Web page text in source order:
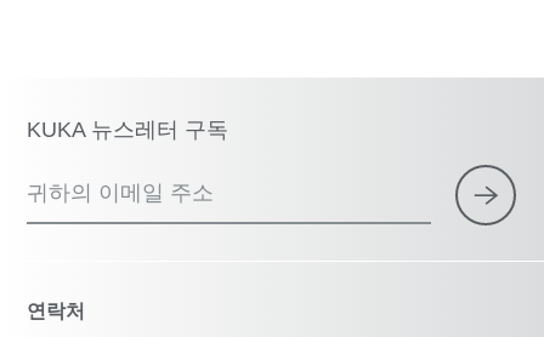
KUKA 뉴스레터 구독
귀하의 이메일 주소
연락처